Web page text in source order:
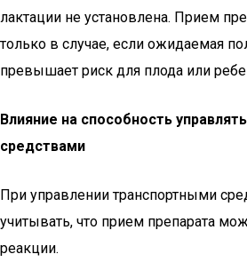
лактации не установлена. Прием
только в случае, если ожидаемая
превышает риск для плода или
Влияние на способность
средствами
При управлении транспортными
учитывать, что прием препарата
реакции.